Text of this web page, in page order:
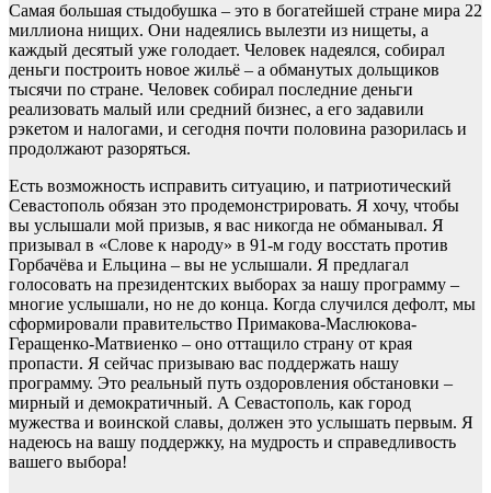
Самая большая стыдобушка – это в богатейшей стране мира 22
миллиона нищих. Они надеялись вылезти из нищеты, а
каждый десятый уже голодает. Человек надеялся, собирал
деньги построить новое жильё – а обманутых дольщиков
тысячи по стране. Человек собирал последние деньги
реализовать малый или средний бизнес, а его задавили
рэкетом и налогами, и сегодня почти половина разорилась и
продолжают разоряться.
Есть возможность исправить ситуацию, и патриотический
Севастополь обязан это продемонстрировать. Я хочу, чтобы
вы услышали мой призыв, я вас никогда не обманывал. Я
призывал в «Слове к народу» в 91-м году восстать против
Горбачёва и Ельцина – вы не услышали. Я предлагал
голосовать на президентских выборах за нашу программу –
многие услышали, но не до конца. Когда случился дефолт, мы
сформировали правительство Примакова-Маслюкова-
Геращенко-Матвиенко – оно оттащило страну от края
пропасти. Я сейчас призываю вас поддержать нашу
программу. Это реальный путь оздоровления обстановки –
мирный и демократичный. А Севастополь, как город
мужества и воинской славы, должен это услышать первым. Я
надеюсь на вашу поддержку, на мудрость и справедливость
вашего выбора!